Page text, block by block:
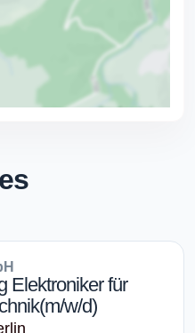
Elektroniker für
w/d)